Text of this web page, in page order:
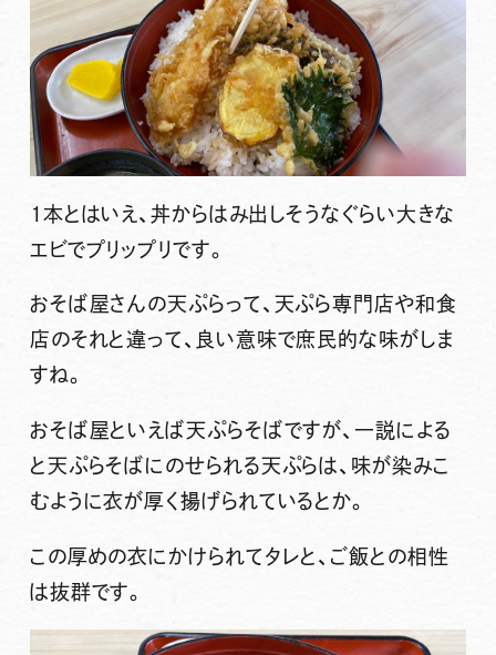
1本とはいえ、丼からはみ出しそうなぐらい大きな
エビでプリップリです。
おそば屋さんの天ぷらって、天ぷら専門店や和食
店のそれと違って、良い意味で庶民的な味がしま
すね。
おそば屋といえば天ぷらそばですが、一説による
と天ぷらそばにのせられる天ぷらは、味が染みこ
むように衣が厚く揚げられているとか。
この厚めの衣にかけられてタレと、ご飯との相性
は抜群です。